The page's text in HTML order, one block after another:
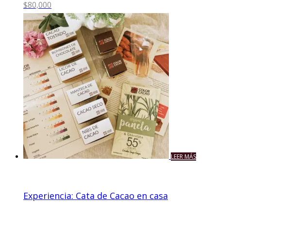
$80,000
LEER MÁS
Experiencia: Cata de Cacao en casa